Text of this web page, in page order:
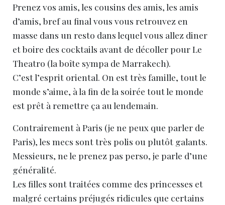
Prenez vos amis, les cousins des amis, les amis
d’amis, bref au final vous vous retrouvez en
masse dans un resto dans lequel vous allez diner
et boire des cocktails avant de décoller pour Le
Theatro (la boîte sympa de Marrakech).
C’est l’esprit oriental. On est très famille, tout le
monde s’aime, à la fin de la soirée tout le monde
est prêt à remettre ça au lendemain.
Contrairement à Paris (je ne peux que parler de
Paris), les mecs sont très polis ou plutôt galants.
Messieurs, ne le prenez pas perso, je parle d’une
généralité.
Les filles sont traitées comme des princesses et
malgré certains préjugés ridicules que certains